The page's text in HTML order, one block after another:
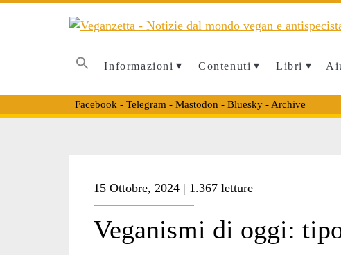
Informazioni Contenuti Libri
Facebook - Telegram - Mastodon - Bluesky- Archive
<span>libro
15 Ottobre, 2024 | 1.367 letture
Veganismi di oggi: